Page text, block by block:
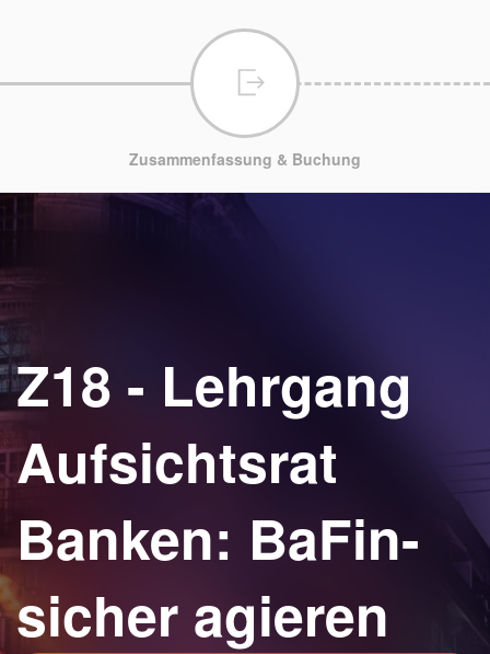
Zusammenfassung & Buchung
Z18 - Lehrgang
Aufsichtsrat
Banken: BaFin-
sicher agieren